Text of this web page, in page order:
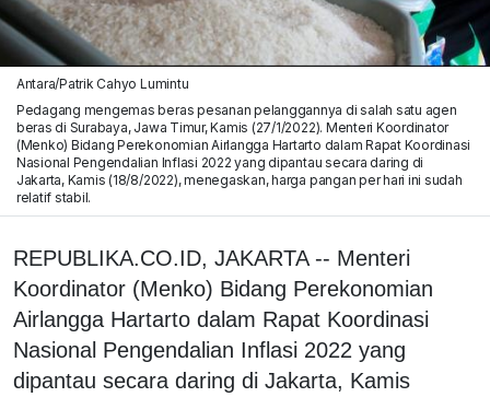
Antara/Patrik Cahyo Lumintu
Pedagang mengemas beras pesanan pelanggannya di salah satu agen
beras di Surabaya, Jawa Timur, Kamis (27/1/2022). Menteri Koordinator
(Menko) Bidang Perekonomian Airlangga Hartarto dalam Rapat Koordinasi
Nasional Pengendalian Inflasi 2022 yang dipantau secara daring di
Jakarta, Kamis (18/8/2022), menegaskan, harga pangan per hari ini sudah
relatif stabil.
REPUBLIKA.CO.ID, JAKARTA -- Menteri
Koordinator (Menko) Bidang Perekonomian
Airlangga Hartarto dalam Rapat Koordinasi
Nasional Pengendalian Inflasi 2022 yang
dipantau secara daring di Jakarta, Kamis